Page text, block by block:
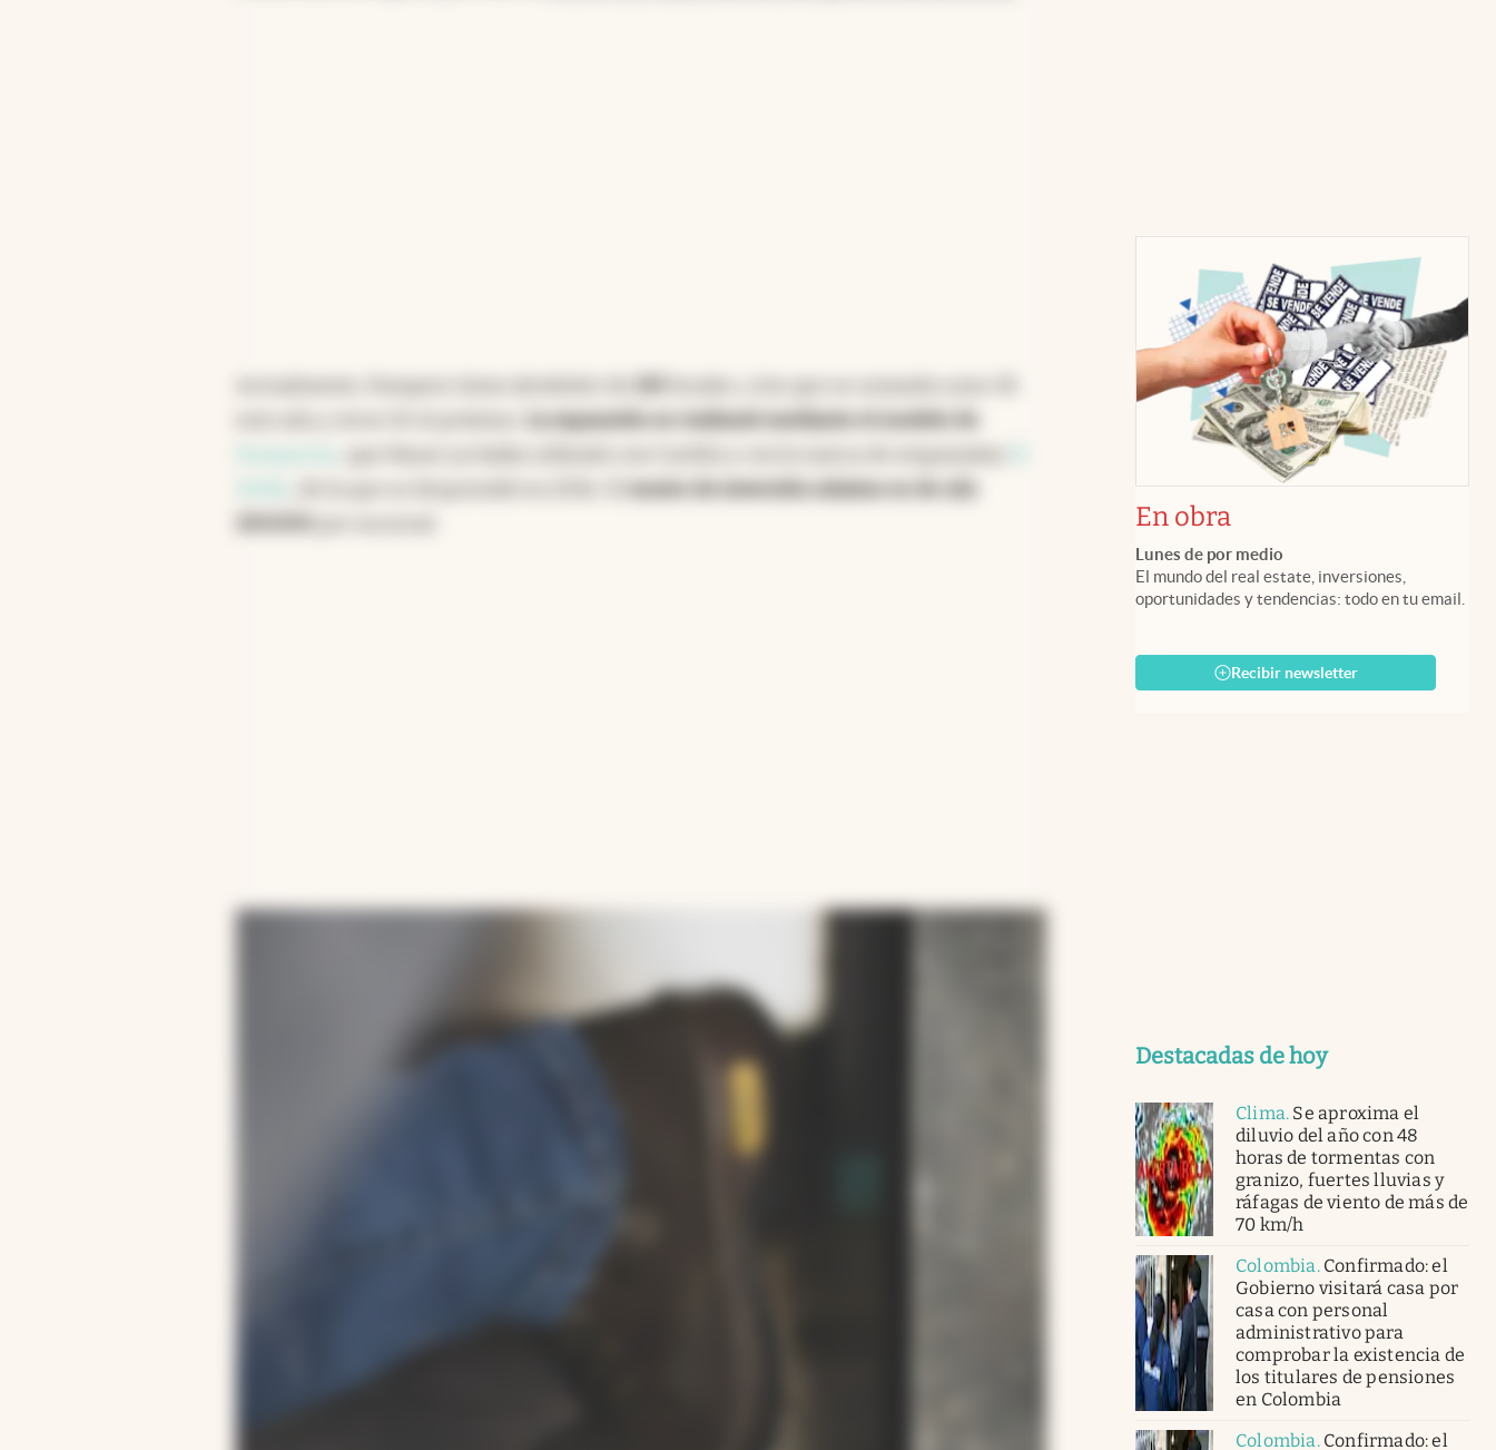
La expansión se realizará mediante el modelo de
monto de inversión mínimo es de u$s
En obra
Lunes de por medio
El mundo del real estate, inversiones,
oportunidades y tendencias: todo en tu email.
Recibir newsletter
Destacadas de hoy
Clima. Se aproxima el
diluvio del año con 48
horas de tormentas con
granizo, fuertes lluvias y
ráfagas de viento de más de
70 km/h
Colombia. Confirmado: el
Gobierno visitará casa por
casa con personal
administrativo para
comprobar la existencia de
los titulares de pensiones
en Colombia
Colombia. Confirmado: el